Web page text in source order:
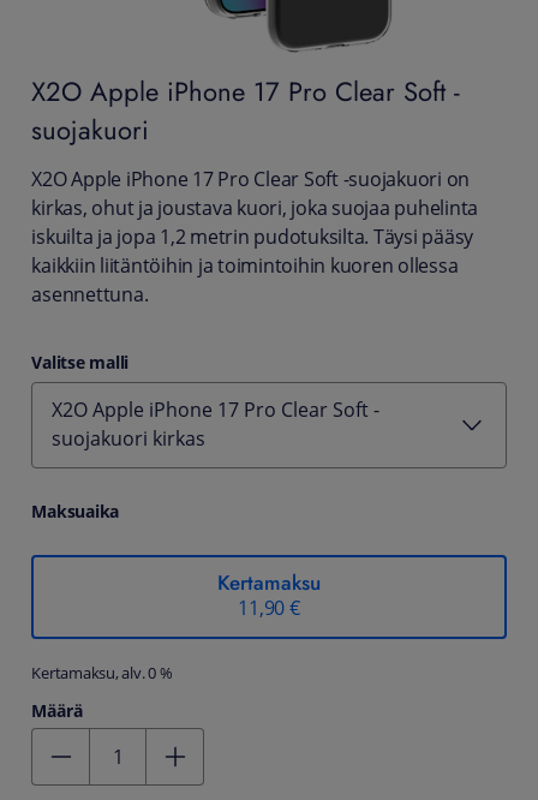
X2O Apple iPhone 17 Pro Clear Soft -
suojakuori
X2O Apple iPhone 17 Pro Clear Soft -suojakuori on
kirkas, ohut ja joustava kuori, joka suojaa puhelinta
iskuilta ja jopa 1,2 metrin pudotuksilta. Täysi pääsy
kaikkiin liitäntöihin ja toimintoihin kuoren ollessa
asennettuna.
Valitse malli
X2O Apple iPhone 17 Pro Clear Soft -
suojakuori kirkas
Maksuaika
Kertamaksu
11,90 €
Kertamaksu, alv. 0 %
Määrä